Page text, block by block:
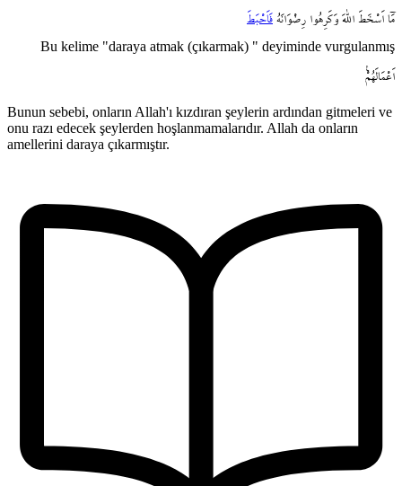
مَٓا اَسْخَطَ اللّٰهَ وَكَرِهُوا رِضْوَانَهُ فَاَحْبَطَ
Bu kelime "daraya atmak (çıkarmak) " deyiminde vurgulanmış
اَعْمَالَهُمْ۟
Bunun sebebi, onların Allah'ı kızdıran şeylerin ardından gitmeleri ve
onu razı edecek şeylerden hoşlanmamalarıdır. Allah da onların
amellerini daraya çıkarmıştır.